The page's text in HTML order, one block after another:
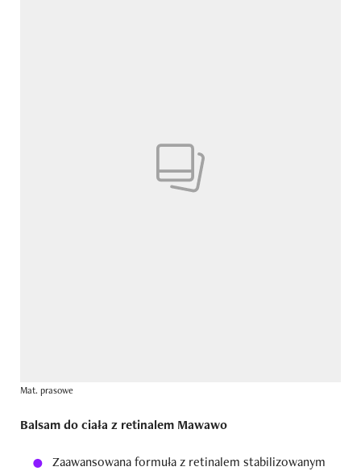
Mat. prasowe
Balsam do ciała z retinalem Mawawo
Zaawansowana formuła z retinalem stabilizowanym